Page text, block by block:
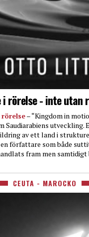
i rörelse - inte utan
– “Kingdom in
Saudiarabiens utveckling.
av ett land i
författare som både
fram men
CEUTA - MAROCKO